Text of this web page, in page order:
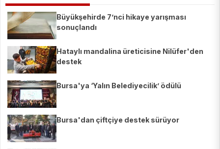
Büyükşehirde 7’nci hikaye yarışması
sonuçlandı
Hataylı mandalina üreticisine Nilüfer'den
destek
Bursa'ya ‘Yalın Belediyecilik’ ödülü
Bursa'dan çiftçiye destek sürüyor